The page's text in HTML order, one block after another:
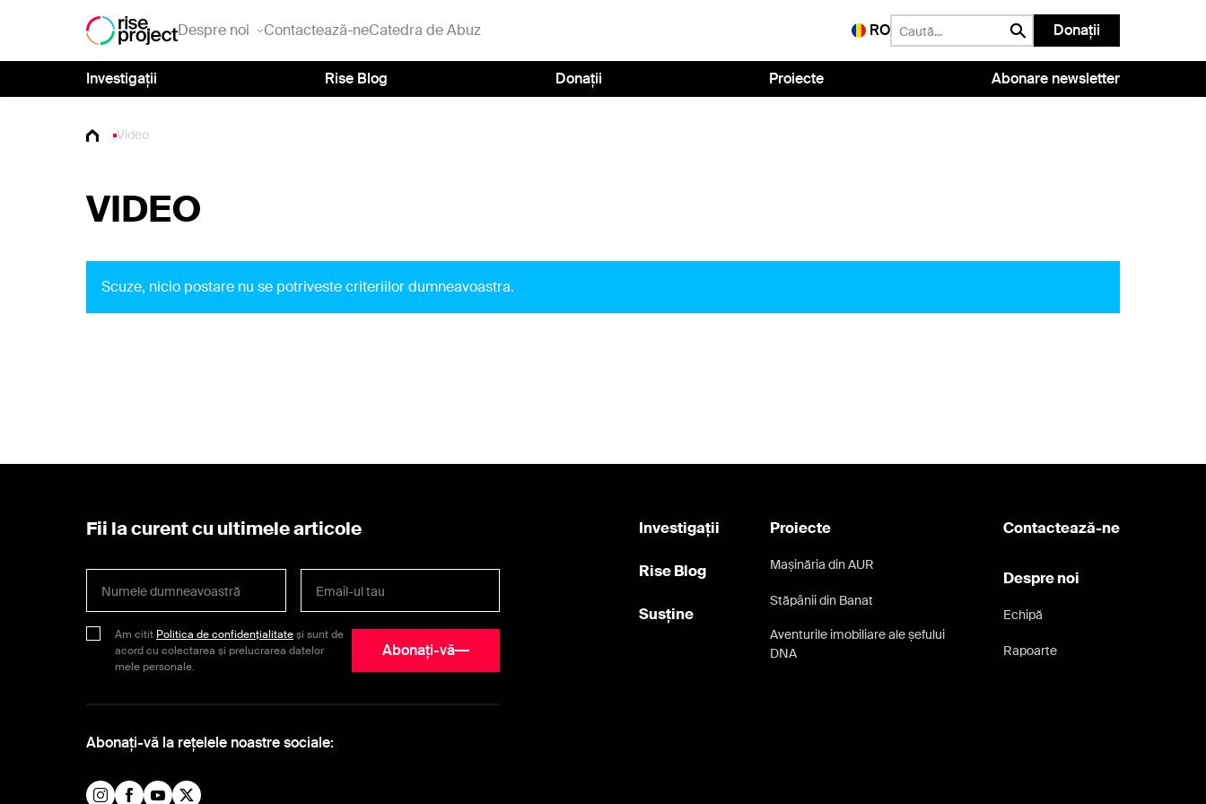
Despre noi Contactează-neCatedra de Abuz RO Donații
Investigații Rise Blog Donații Proiecte Abonare newsletter
Video
VIDEO
Scuze, nicio postare nu se potriveste criteriilor dumneavoastra.
Fii la curent cu ultimele articole
Am citit Politica de confidențialitateși sunt de
acord cu colectarea și prelucrarea datelor
mele personale.
Abonați-vă
Abonați-vă la rețelele noastre sociale:
Investigații
Rise Blog
Susține
Contactează-ne
Despre noi
Echipă
Rapoarte
Proiecte
Mașinăria din AUR
Stăpânii din Banat
Aventurile imobiliare ale șefului
DNA